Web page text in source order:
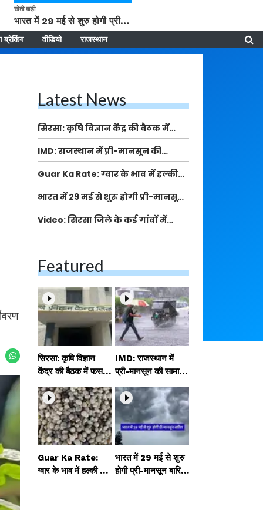
खेती बाड़ी
भारत में 29 मई से शुरु होगी प्री-मानसून बारिश, ECMWF विदेशी मौसम एजेंसी का पूर्वानुमान
ब्रेकिंग वीडियो राजस्थान
Latest News
सिरसा: कृषि विज्ञान केंद्र की बैठक में
फसल बीमा विधि कारण व कृषि उद्यमिता
बढ़ावा देने पर चर्चा
IMD: राजस्थान में प्री-मानसून की
सामान्य से 74% अधिक बारिश, दस्तक में
देरी और मानसून कमजोर रहेगा
Guar Ka Rate: ग्वार के भाव में हल्की
बढ़ोतरी, बढ़ सकता है बुवाई का रकबा
भारत में 29 मई से शुरु होगी प्री-मानसून
बारिश, ECMWF विदेशी मौसम एजेंसी का
पूर्वानुमान
Video: सिरसा जिले के कई गांवों में
Featured
सिरसा: कृषि विज्ञान
केंद्र की बैठक में फसल
बीमा विधि कारण व कृषि
उद्यमिता बढ़ावा देने पर च
र्चा
IMD: राजस्थान में
प्री-मानसून की सामान्य
से 74% अधिक बारिश,
दस्तक में देरी और मान
सून कमजोर रहेगा
Guar Ka Rate:
ग्वार के भाव में हल्की ब
भारत में 29 मई से शुरु
होगी प्री-मानसून बारिश,